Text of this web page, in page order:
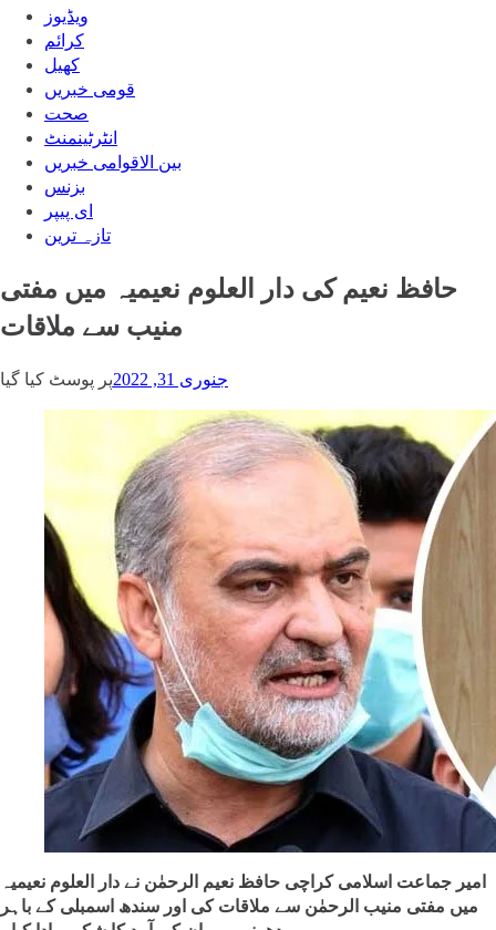
ویڈیوز
‎کرائم
کھیل
قومی خبریں
صحت
انٹرٹینمنٹ
بین الاقوامی خبریں
بزنس
ای پیپر
تازہ ترین
حافظ نعیم کی دار العلوم نعیمیہ میں مفتی
منیب سے ملاقات
جنوری 31, 2022 پر پوسٹ کیا گیا
امیر جماعت اسلامی کراچی حافظ نعیم الرحمٰن نے دار العلوم نعیمیہ
میں مفتی منیب الرحمٰن سے ملاقات کی اور سندھ اسمبلی کے باہر